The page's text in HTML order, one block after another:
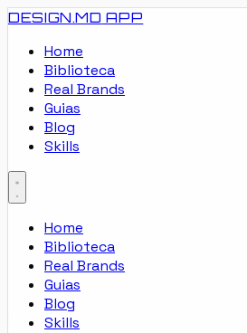
DESIGN.MD APP
Home
Biblioteca
Real Brands
Guias
Blog
Skills
Home
Biblioteca
Real Brands
Guias
Blog
Skills